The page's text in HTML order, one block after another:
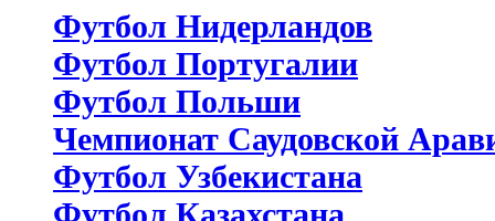
Футбол Нидерландов
Футбол Португалии
Футбол Польши
Чемпионат Саудовской
Футбол Узбекистана
Футбол Казахстана